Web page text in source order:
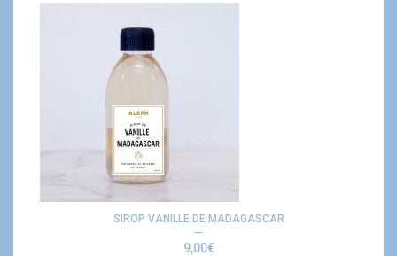
SIROP VANILLE DE MADAGASCAR
9,00€